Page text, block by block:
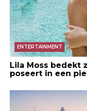
ENTERTAINMENT
Lila Moss bedekt
poseert in een